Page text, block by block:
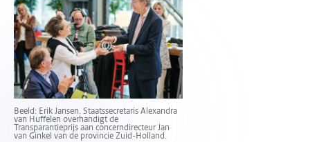
Beeld: Erik Jansen. Staatssecretaris Alexandra
van Huffelen overhandigt de
Transparantieprijs aan concerndirecteur Jan
van Ginkel van de provincie Zuid-Holland.